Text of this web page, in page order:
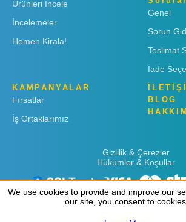
Ürünleri İncele
İncelemeler
Hemen Kirala!
Genel
Sorun
Teslimat
İade
KAMPANYALAR
Fırsatlar
İş Ortaklarımız
BLOG
Gizlilik & Çerezler
Hükümler & Koşullar
We use cookies to provide and improve our
our site, you consent to
We use cookies to provide and improve our
our site, you consent to